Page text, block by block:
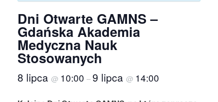
Dni Otwarte GAMNS –
Gdańska Akademia
Medyczna Nauk
Stosowanych
8 lipca @ 10:00 –9 lipca @ 14:00